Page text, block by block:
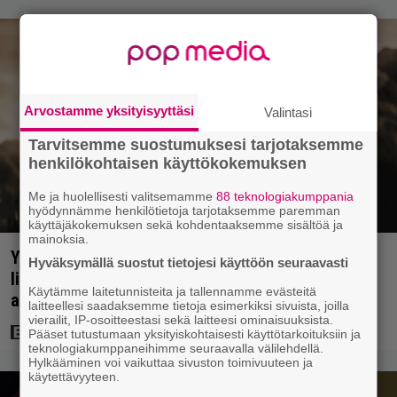
Yöllä tv:ssä: Sotaelokuvan näyttelijät kasvattivat
lihakset nopeasti erikoisella kikalla – IMDb-
arvosana on 7,6
Arvostamme yksityisyyttäsi Valintasi
Tarvitsemme suostumuksesi tarjotaksemme
henkilökohtaisen käyttökokemuksen
Me ja huolellisesti valitsemamme88 teknologiakumppania
hyödynnämme henkilötietoja tarjotaksemme paremman
käyttäjäkokemuksen sekä kohdentaaksemme sisältöä ja
mainoksia.
Hyväksymällä suostut tietojesi käyttöön seuraavasti
Käytämme laitetunnisteita ja tallennamme evästeitä
laitteellesi saadaksemme tietoja esimerkiksi sivuista, joilla
vierailit, IP-osoitteestasi sekä laitteesi ominaisuuksista.
Pääset tutustumaan yksityiskohtaisesti käyttötarkoituksiin ja
teknologiakumppaneihimme seuraavalla välilehdellä.
Hylkääminen voi vaikuttaa sivuston toimivuuteen ja
käytettävyyteen.